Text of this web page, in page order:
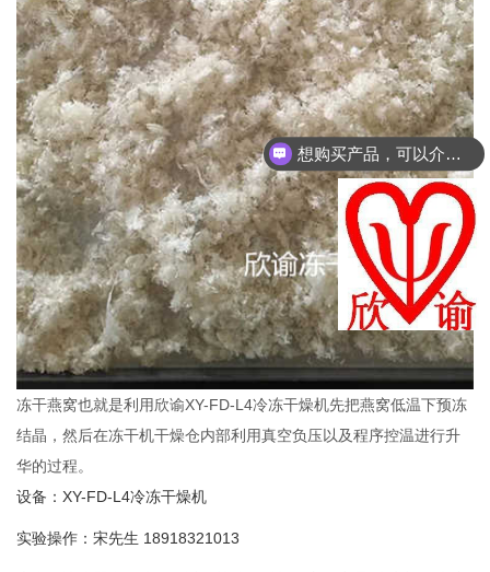
冻干燕窝也就是利用欣谕XY-FD-L4冷冻干燥机先把燕窝低温下预冻
结晶，然后在冻干机干燥仓内部利用真空负压以及程序控温进行升
华的过程。
设备：XY-FD-L4冷冻干燥机
实验操作：宋先生 18918321013
想购买产品，可以介绍下你们的产品么？